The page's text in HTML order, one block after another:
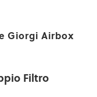
Giorgi Airbox
Filtro